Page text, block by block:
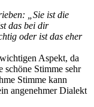
„Sie ist die
das bei dir
oder ist das eher
Aspekt, da
schöne Stimme sehr
Stimme kann
angenehmer Dialekt